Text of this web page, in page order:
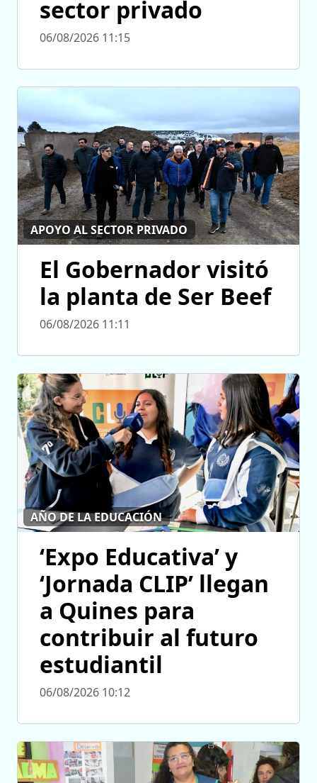
sector privado
06/08/2026 11:15
APOYO AL SECTOR PRIVADO
El Gobernador visitó
la planta de Ser Beef
06/08/2026 11:11
AÑO DE LA EDUCACIÓN
‘Expo Educativa’ y
‘Jornada CLIP’ llegan
a Quines para
contribuir al futuro
estudiantil
06/08/2026 10:12